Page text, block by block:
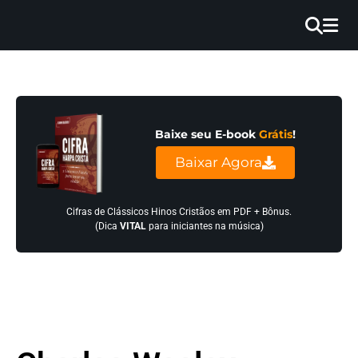
EBOOK
GRÁTIS
GUITAR
Baixe seu E-book Grátis!
Baixar Agora
Cifras de Clássicos Hinos Cristãos em PDF + Bônus.
(Dica VITALpara iniciantes na música)